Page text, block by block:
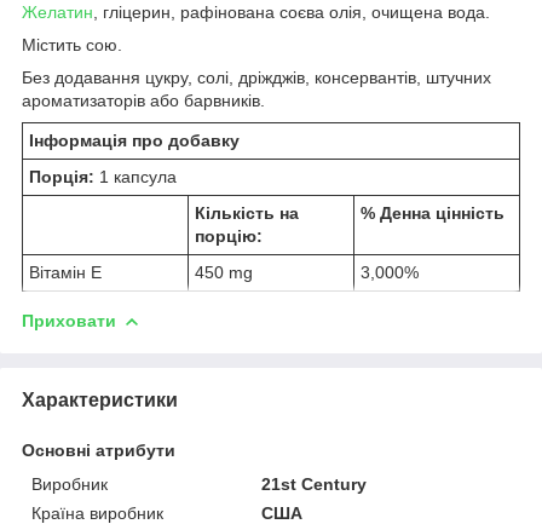
Желатин , гліцерин, рафінована соєва олія, очищена вода.
Містить сою.
Без додавання цукру, солі, дріжджів, консервантів, штучних
ароматизаторів або барвників.
Інформація про добавку
Порція: 1 капсула
Кількість на
порцію:
% Денна цінність
Вітамін Е 450 mg 3,000%
Приховати
Характеристики
Основні атрибути
Виробник
21st Century
Країна виробник
США